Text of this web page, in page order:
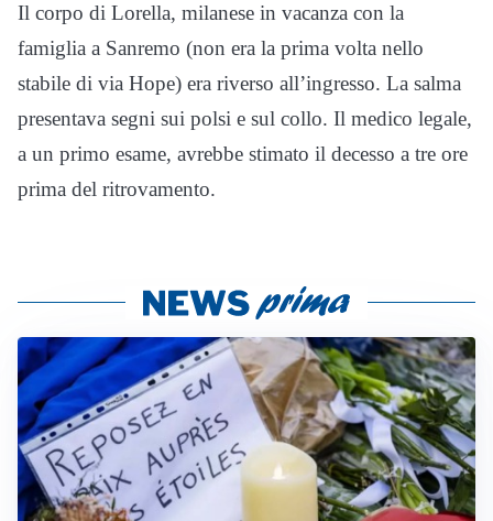
Il corpo di Lorella, milanese in vacanza con la
famiglia a Sanremo (non era la prima volta nello
stabile di via Hope) era riverso all’ingresso. La salma
presentava segni sui polsi e sul collo. Il medico legale,
a un primo esame, avrebbe stimato il decesso a tre ore
prima del ritrovamento.